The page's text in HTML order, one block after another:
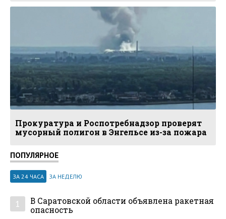
Прокуратура и Роспотребнадзор проверят
мусорный полигон в Энгельсе из-за пожара
ПОПУЛЯРНОЕ
ЗА 24 ЧАСА ЗА НЕДЕЛЮ
1
В Саратовской области объявлена ракетная
опасность